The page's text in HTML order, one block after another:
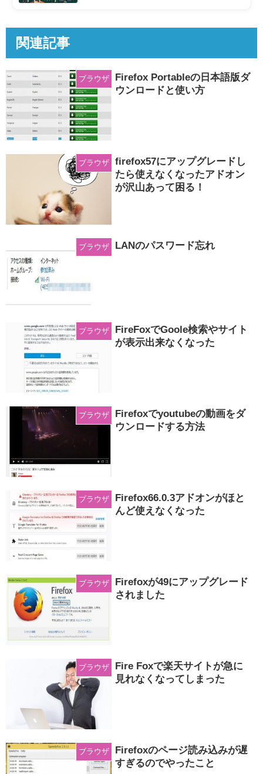
関連記事
ブラウザ
Firefox Portableの日本語版ダ
ウンロードと使い方
ブラウザ
firefox57にアップグレードし
たら使えなくなったアドオン
が沢山あって困る！
ブラウザ LANのパスワード忘れ
ブラウザ
FireFoxでGoole検索やサイト
が表示出来なくなった
ブラウザ
Firefoxでyoutubeの動画をダ
ウンロードする方法
ブラウザ
Firefox66.0.3アドオンがほと
んど使えなくなった
ブラウザ
Firefoxが49にアップグレード
されました
ブラウザ
Fire Foxで楽天サイトが急に
見れなくなってしまった
ブラウザ
Firefoxのページ読み込みが遅
すぎるのでやったこと